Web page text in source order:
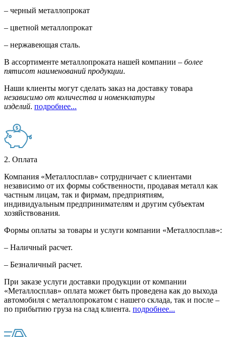
– черный металлопрокат
– цветной металлопрокат
– нержавеющая сталь.
В ассортименте металлопроката нашей компании – более
пятисот наименований продукции.
Наши клиенты могут сделать заказ на доставку товара
независимо от количества и номенклатуры
изделий. подробнее...
2. Оплата
Компания «Металлосплав» сотрудничает с клиентами
независимо от их формы собственности, продавая металл как
частным лицам, так и фирмам, предприятиям,
индивидуальным предпринимателям и другим субъектам
хозяйствования.
Формы оплаты за товары и услуги компании «Металлосплав»:
– Наличный расчет.
– Безналичный расчет.
При заказе услуги доставки продукции от компании
«Металлосплав» оплата может быть проведена как до выхода
автомобиля с металлопрокатом с нашего склада, так и после –
по прибытию груза на слад клиента. подробнее...